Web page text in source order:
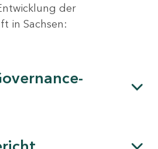
der
in Sachsen: